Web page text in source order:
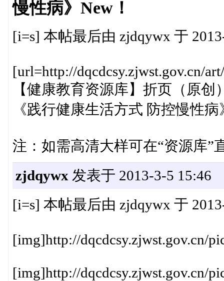
慢性病》New！
[i=s] 本帖最后由 zjdqywx 于
[url=http://dqcdcsy.zjwst.gov.cn/
【健康教育资源库】折页（原创
《践行健康生活方式 防控慢性
注：如需高清大样可在“资源库
zjdqywx 发表于 2013-3-5 15:46
[i=s] 本帖最后由 zjdqywx 于
[img]http://dqcdcsy.zjwst.gov.cn/
[img]http://dqcdcsy.zjwst.gov.cn/